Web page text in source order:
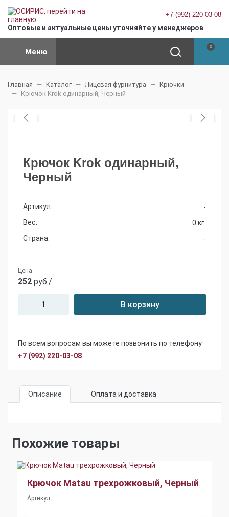
Оптовые и актуальные цены уточняйте у менеджеров
+7 (992) 220-03-08
Меню
0
Главная Каталог Лицевая фурнитура
Крючки
Крючок Krok одинарный, Черный
Крючок Krok одинарный,
Черный
Артикул:
-
Вес:
0 кг.
Страна:
-
Цена:
252 руб./
В корзину
По всем вопросам вы можете позвонить по телефону
+7 (992) 220-03-08
Описание Оплата и доставка
Похожие товары
Крючок Matau трехрожковый, Черный
Артикул: